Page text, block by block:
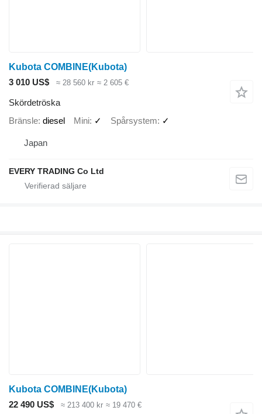
Kubota COMBINE(Kubota)
3 010 US$
≈ 28 560 kr ≈ 2 605 €
Skördetröska
Bränsle diesel Mini ✓ Spårsystem ✓
Japan
EVERY TRADING Co Ltd
Kubota COMBINE(Kubota)
22 490 US$
≈ 213 400 kr ≈ 19 470 €